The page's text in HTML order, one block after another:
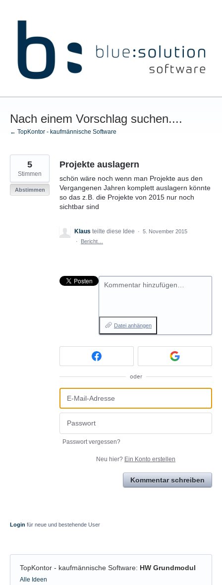
Nach einem Vorschlag suchen....
← TopKontor - kaufmännische Software
Projekte auslagern
schön wäre noch wenn man Projekte aus den
Vergangenen Jahren komplett auslagern könnte
so das z.B. die Projekte von 2015 nur noch
sichtbar sind
5
Stimmen
Abstimmen
Klaus teilte diese Idee · 5. November 2015
·
Bericht…
Kommentar hinzufügen…
Datei anhängen
oder
Passwort vergessen?
Neu hier? Ein Konto erstellen
Kommentar schreiben
Login für neue und bestehende User
TopKontor - kaufmännische Software: HW Grundmodul
Kategorien
Alle Ideen